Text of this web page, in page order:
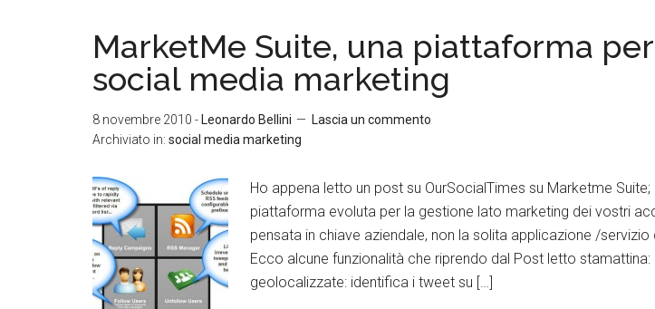
MarketMe Suite, una piattaforma
social media marketing
8 novembre 2010 - Leonardo Bellini
Lascia un commento
Archiviato in: social media marketing
Ho appena letto un post su OurSocialTimes su Marketme
piattaforma evoluta per la gestione lato marketing dei vostri
pensata in chiave aziendale, non la solita applicazione /
Ecco alcune funzionalità che riprendo dal Post letto
geolocalizzate: identifica i tweet su […]